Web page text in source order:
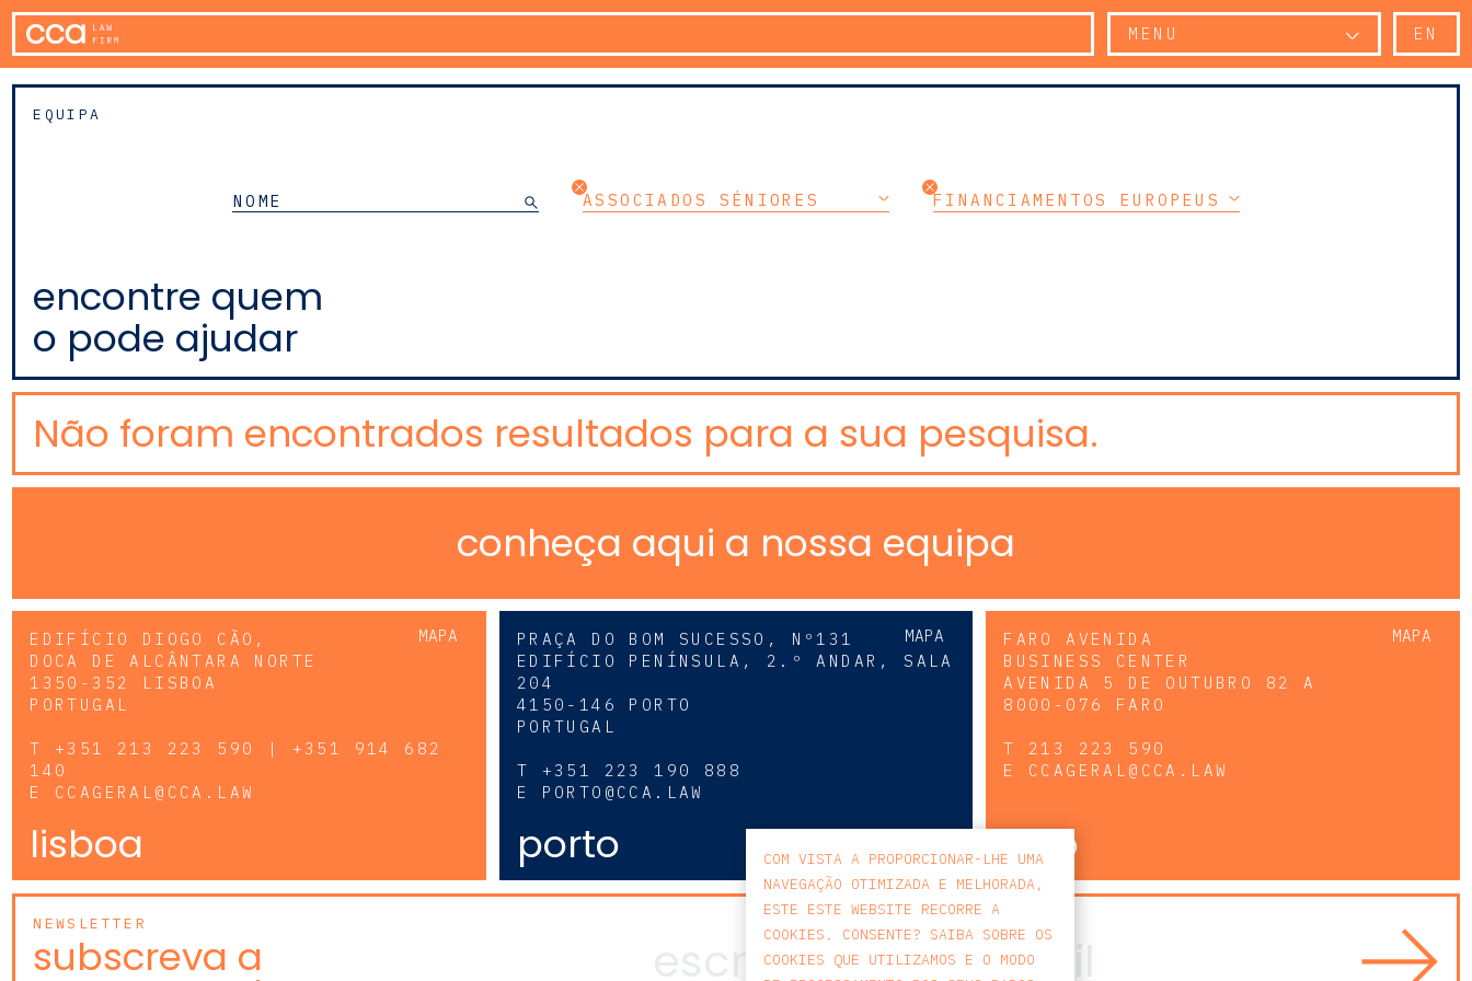
MENU EN
EQUIPA
ASSOCIADOS SÉNIORES FINANCIAMENTOS EUROPEUS & INCENTIVOS
encontre quem
o pode ajudar
Não foram encontrados resultados para a sua pesquisa.
conheça aqui a nossa equipa
MAPA
EDIFÍCIO DIOGO CÃO,
DOCA DE ALCÂNTARA NORTE
1350-352 LISBOA
PORTUGAL
T +351 213 223 590 | +351 914 682
140
E CCAGERAL@CCA.LAW
lisboa
MAPA
PRAÇA DO BOM SUCESSO, Nº131
EDIFÍCIO PENÍNSULA, 2.º ANDAR, SALA
204
4150-146 PORTO
PORTUGAL
T +351 223 190 888
E PORTO@CCA.LAW
porto
MAPA
FARO AVENIDA
BUSINESS CENTER
AVENIDA 5 DE OUTUBRO 82 A
8000-076 FARO
T 213 223 590
E CCAGERAL@CCA.LAW
faro
NEWSLETTER
subscreva a
COM VISTA A PROPORCIONAR-LHE UMA
NAVEGAÇÃO OTIMIZADA E MELHORADA,
ESTE ESTE WEBSITE RECORRE A
COOKIES. CONSENTE? SAIBA SOBRE OS
COOKIES QUE UTILIZAMOS E O MODO